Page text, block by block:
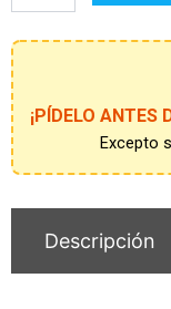
CON
DE
VERANO
PIÑA
cantidad
¡PÍDELO ANTES
Excepto
Descripción